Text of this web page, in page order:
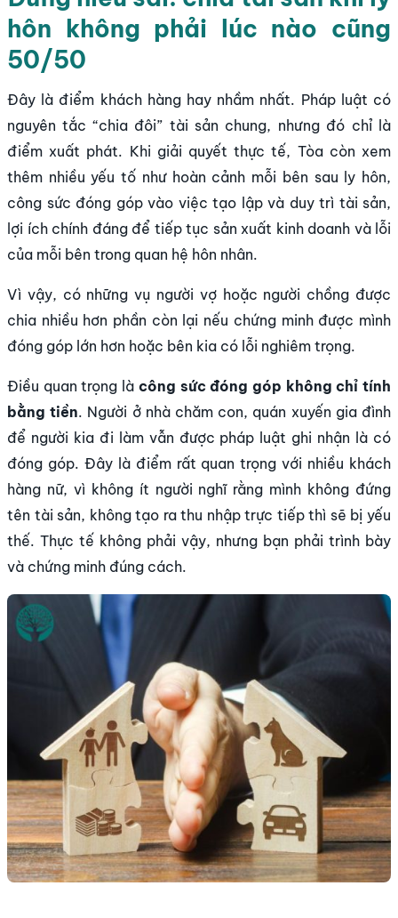
hôn không phải lúc nào cũng
50/50
Đây là điểm khách hàng hay nhầm nhất. Pháp luật có
nguyên tắc “chia đôi” tài sản chung, nhưng đó chỉ là
điểm xuất phát. Khi giải quyết thực tế, Tòa còn xem
thêm nhiều yếu tố như hoàn cảnh mỗi bên sau ly hôn,
công sức đóng góp vào việc tạo lập và duy trì tài sản,
lợi ích chính đáng để tiếp tục sản xuất kinh doanh và lỗi
của mỗi bên trong quan hệ hôn nhân.
Vì vậy, có những vụ người vợ hoặc người chồng được
chia nhiều hơn phần còn lại nếu chứng minh được mình
đóng góp lớn hơn hoặc bên kia có lỗi nghiêm trọng.
Điều quan trọng là công sức đóng góp không chỉ tính
bằng tiền. Người ở nhà chăm con, quán xuyến gia đình
để người kia đi làm vẫn được pháp luật ghi nhận là có
đóng góp. Đây là điểm rất quan trọng với nhiều khách
hàng nữ, vì không ít người nghĩ rằng mình không đứng
tên tài sản, không tạo ra thu nhập trực tiếp thì sẽ bị yếu
thế. Thực tế không phải vậy, nhưng bạn phải trình bày
và chứng minh đúng cách.